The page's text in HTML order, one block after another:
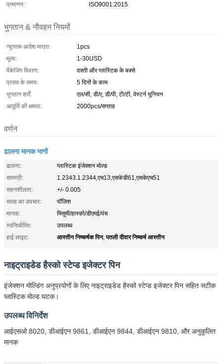
प्रमाणन:
ISO9001:2015
भुगतान & नौवहन नियमों
न्यूनतम आदेश मात्रा:
1pcs
मूल्य:
1-30USD
पैकेजिंग विवरण:
दफ़्ती और प्लास्टिक के बक्से
प्रसव के समय:
5 दिनों के काम
भुगतान शर्तें:
एल/सी, डी/ए, डी/पी, टी/टी, वेस्टर्न यूनियन
आपूर्ति की क्षमता:
2000pcs/सप्ताह
वर्णन
ढालना मानक भागों
ढालना:
प्लास्टिक इंजेक्शन मोल्ड
सामग्री:
1.2343.1.2344,एच13,एसकेडी61,एसकेएच51
सहनशीलता:
+/- 0.005
सतह का उपचार:
पॉलिश
मानक:
मिसुमी/हास्को/डीएमई/पंच
स्वनिर्धारित:
उपलब्ध
हाई लाइट:
आस्तीन निष्कर्षक पिन,पतली दीवार निष्कर्ष आस्तीन
नाइट्राइडेड हैस्को स्टेप्ड इजेक्टर पिन
इंजेक्शन मोल्डिंग अनुप्रयोगों के लिए नाइट्राइडेड हैस्को स्टेप्ड इजेक्टर पिन सहित सटीक
प्लास्टिक मोल्ड घटक।
उपलब्ध विनिर्देश
आईएसओ 8020, डीआईएन 9861, डीआईएन 9844, डीआईएन 9810, और अनुकूलित
मानक